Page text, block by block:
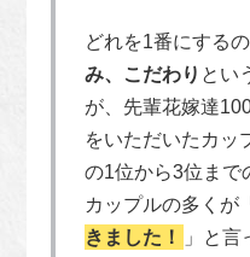
どれを1番にする
み、こだわり とい
が、先輩花嫁達
をいただいたカッ
の1位から3位まで
カップルの多くが「
きました！
」と